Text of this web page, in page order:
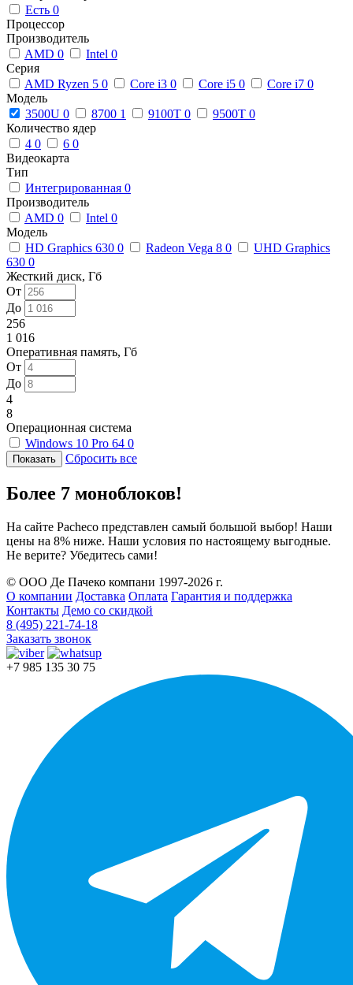
Есть 0
Процессор
Производитель
AMD 0 Intel 0
Серия
AMD Ryzen 5 0 Core i3 0 Core i5 0 Core i7 0
Модель
3500U 0 8700 1 9100T 0 9500T 0
Количество ядер
4 0 6 0
Видеокарта
Тип
Интегрированная 0
Производитель
AMD 0 Intel 0
Модель
HD Graphics 630 0 Radeon Vega 8 0
UHD Graphics
630 0
Жесткий диск, Гб
От
До
256
1 016
Оперативная память, Гб
От
До
4
8
Операционная система
Windows 10 Pro 64 0
Сбросить все
Более 7 моноблоков!
На сайте Pacheco представлен самый большой выбор! Наши
цены на 8% ниже. Наши условия по настоящему выгодные.
Не верите? Убедитесь сами!
© ООО Де Пачеко компани 1997-2026 г.
О компании Доставка Оплата Гарантия и поддержка
Контакты Демо со скидкой
8 (495) 221-74-18
Заказать звонок
+7 985 135 30 75